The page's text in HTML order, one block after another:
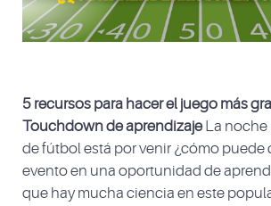
5 recursos para hacer el juego más
Touchdown de aprendizajeLa noche
de fútbol está por venir ¿cómo puede
evento en una oportunidad de
que hay mucha ciencia en este